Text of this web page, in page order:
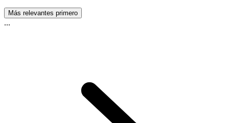
Más relevantes primero
...